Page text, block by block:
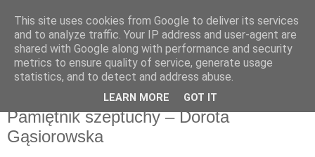
Recenzje na widelcu
Portal kulturalny - książki, recenzje, inspiracje, konkursy.
poniedziałek, 23 maja 2022
Pamiętnik szeptuchy – Dorota
Gąsiorowska
This site uses cookies from Google to deliver its services
and to analyze traffic. Your IP address and user-agent are
shared with Google along with performance and security
metrics to ensure quality of service, generate usage
statistics, and to detect and address abuse.
LEARN MORE GOT IT